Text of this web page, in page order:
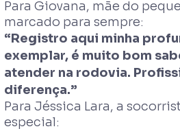
Para Giovana, mãe do
marcado para sempre:
“Registro aqui minha
exemplar, é muito bom
atender na rodovia.
diferença.”
Para Jéssica Lara, a
especial: